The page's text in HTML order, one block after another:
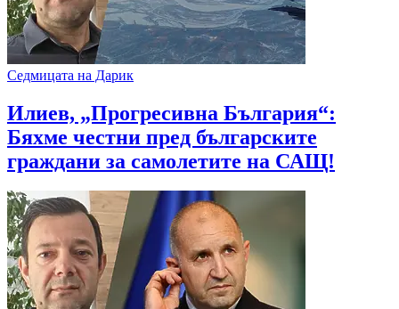
Седмицата на Дарик
Илиев, „Прогресивна България“:
Бяхме честни пред българските
граждани за самолетите на САЩ!